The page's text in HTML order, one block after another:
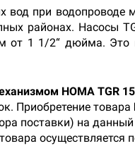
при водопроводе
районах. Насосы
от 1 1/2“ дюйма. Это
HOMA TGR
Приобретение товара
поставки) на
осуществляется